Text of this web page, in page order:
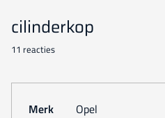
cilinderkop
11 reacties
Merk
Opel